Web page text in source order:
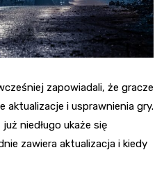
zapowiadali, że gracze
aktualizacje i usprawnienia gry.
niedługo ukaże się
zawiera aktualizacja i kiedy